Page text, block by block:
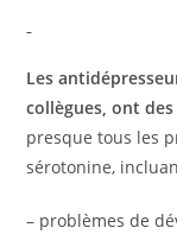
Les
collègues, ont
presque tous les
sérotonine,
– problèmes de